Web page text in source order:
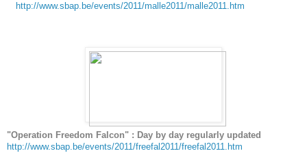
http://www.sbap.be/events/2011/malle2011/malle2011.htm
"Operation Freedom Falcon" : Day by day regularly updated
http://www.sbap.be/events/2011/freefal2011/freefal2011.htm